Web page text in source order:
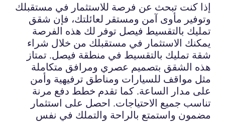
إذا كنت تبحث عن فرصة للاستثمار في مستقبلك
وتوفير مأوى آمن ومستقر لعائلتك، فإن شقق
تمليك بالتقسيط فيصل توفر لك هذه الفرصة
يمكنك الاستثمار في مستقبلك من خلال شراء
شقة تمليك بالتقسيط في منطقة فيصل. تمتاز
هذه الشقق بتصميم عصري ومرافق متكاملة
مثل مواقف للسيارات ومناطق ترفيهية وأمن
على مدار الساعة. كما تقدم خطط دفع مرنة
تناسب جميع الاحتياجات. احصل على استثمار
مضمون واستمتع بالراحة والتملك في نفس